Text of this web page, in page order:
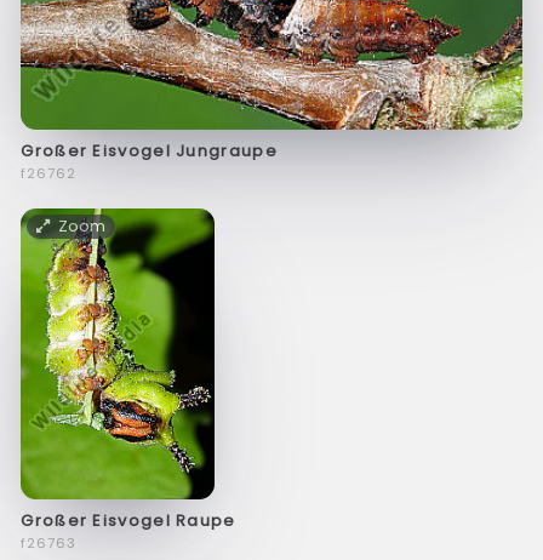
Großer Eisvogel Jungraupe
f26762
Zoom
Großer Eisvogel Raupe
f26763